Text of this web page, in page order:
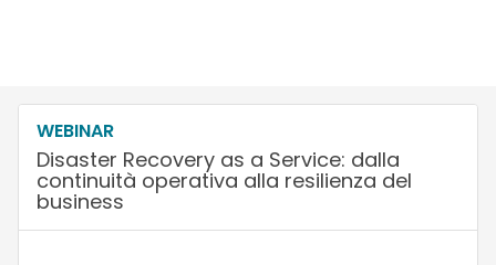
WEBINAR
Disaster Recovery as a Service: dalla
continuità operativa alla resilienza del
business